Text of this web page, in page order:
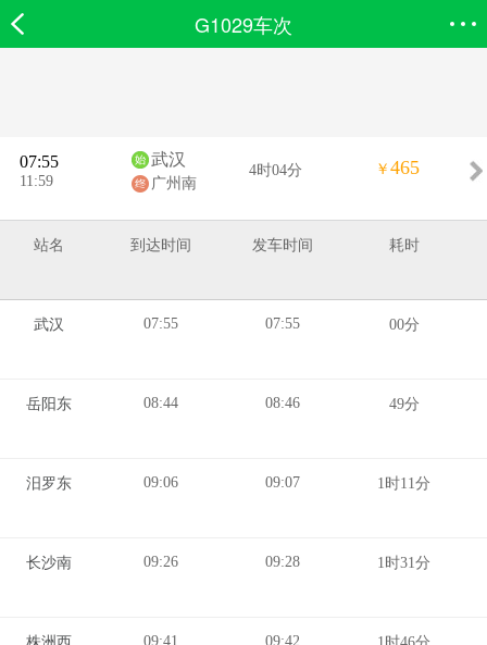
G1029车次
07:55
11:59
武汉
广州南
4时04分 ￥ 465
站名 到达时间 发车时间 耗时
武汉 07:55 07:55 00分
岳阳东 08:44 08:46 49分
汨罗东 09:06 09:07 1时11分
长沙南 09:26 09:28 1时31分
09:41 09:42